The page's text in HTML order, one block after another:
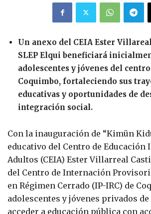
Un anexo del CEIA Ester
SLEP Elqui beneficiará
adolescentes y jóvenes del
Coquimbo, fortaleciendo sus
educativas y oportunidades de
integración social.
Con la inauguración de “Kimün
educativo del Centro de Educación
Adultos (CEIA) Ester Villarreal
del Centro de Internación
en Régimen Cerrado (IP-IRC) de
adolescentes y jóvenes privados
acceder a educación pública con